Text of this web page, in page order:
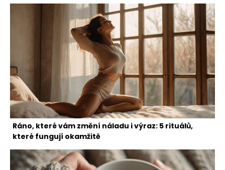
Ráno, které vám změní náladu i výraz: 5 rituálů,
které fungují okamžitě